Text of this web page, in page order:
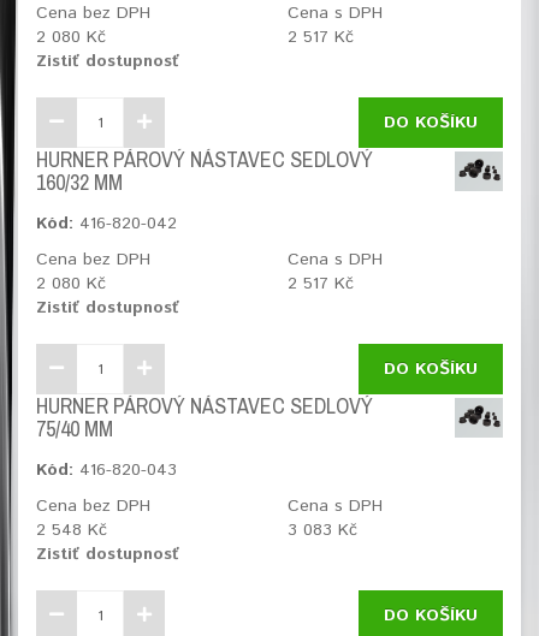
Cena bez DPH
2 080 Kč
Cena s DPH
2 517 Kč
Zistiť dostupnosť
DO KOŠÍKU
HURNER PÁROVÝ NÁSTAVEC SEDLOVÝ
160/32 MM
Kód: 416-820-042
Cena bez DPH
2 080 Kč
Cena s DPH
2 517 Kč
Zistiť dostupnosť
DO KOŠÍKU
HURNER PÁROVÝ NÁSTAVEC SEDLOVÝ
75/40 MM
Kód: 416-820-043
Cena bez DPH
2 548 Kč
Cena s DPH
3 083 Kč
Zistiť dostupnosť
DO KOŠÍKU